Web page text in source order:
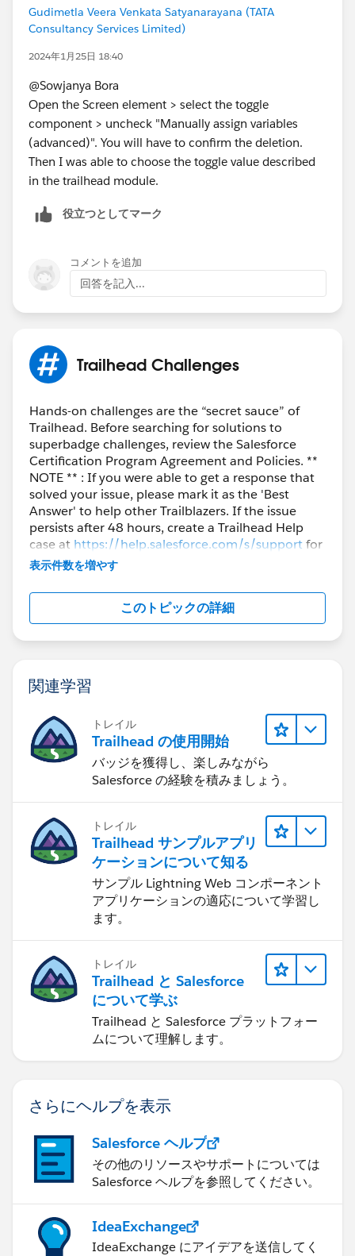
Gudimetla Veera Venkata Satyanarayana (TATA
Consultancy Services Limited)
2024年1月25日 18:40
@Sowjanya Bora
Open the Screen element > select the toggle
component > uncheck "Manually assign variables
(advanced)". You will have to confirm the deletion.
Then I was able to choose the toggle value described
in the trailhead module.
役立つとしてマーク
コメントを追加
回答を記入...
Trailhead Challenges
Hands-on challenges are the “secret sauce” of
Trailhead. Before searching for solutions to
superbadge challenges, review the Salesforce
Certification Program Agreement and Policies. **
NOTE ** : If you were able to get a response that
solved your issue, please mark it as the 'Best
Answer' to help other Trailblazers. If the issue
persists after 48 hours, create a Trailhead Help
case at https://help.salesforce.com/s/supportfor
further assistance.
表示件数を増やす
このトピックの詳細
関連学習
トレイル
Trailhead の使用開始
バッジを獲得し、楽しみながら
Salesforce の経験を積みましょう。
トレイル
Trailhead サンプルアプリ
ケーションについて知る
サンプル Lightning Web コンポーネント
アプリケーションの適応について学習し
ます。
トレイル
Trailhead と Salesforce
について学ぶ
Trailhead と Salesforce プラットフォー
ムについて理解します。
さらにヘルプを表示
Salesforce ヘルプ
その他のリソースやサポートについては
Salesforce ヘルプを参照してください。
IdeaExchange
IdeaExchange にアイデアを送信してく